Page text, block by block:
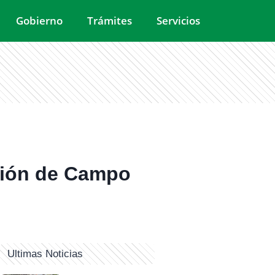
Gobierno Trámites Servicios
de Campo
Ultimas Noticias